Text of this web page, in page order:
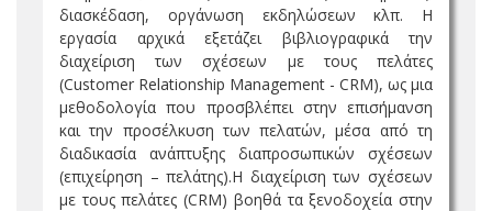
διασκέδαση, οργάνωση εκδηλώσεων κλπ. Η
εργασία αρχικά εξετάζει βιβλιογραφικά την
διαχείριση των σχέσεων με τους πελάτες
(Customer Relationship Management - CRM), ως μια
μεθοδολογία που προσβλέπει στην επισήμανση
και την προσέλκυση των πελατών, μέσα από τη
διαδικασία ανάπτυξης διαπροσωπικών σχέσεων
(επιχείρηση – πελάτης).Η διαχείριση των σχέσεων
με τους πελάτες (CRM) βοηθά τα ξενοδοχεία στην